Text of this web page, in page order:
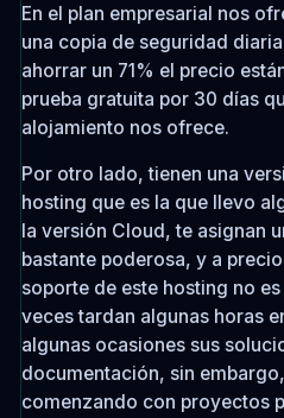
En el plan empresarial nos
una copia de seguridad
ahorrar un 71% el precio
prueba gratuita por 30 días
alojamiento nos ofrece.
Por otro lado, tienen una
hosting que es la que llevo
la versión Cloud, te asignan
bastante poderosa, y a
soporte de este hosting no
veces tardan algunas horas
algunas ocasiones sus
documentación, sin
comenzando con proyectos